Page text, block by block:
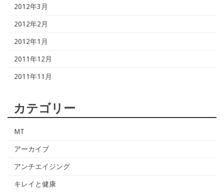
2012年3月
2012年2月
2012年1月
2011年12月
2011年11月
カテゴリー
MT
アーカイブ
アンチエイジング
キレイと健康